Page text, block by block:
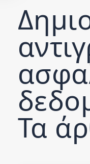
Τα